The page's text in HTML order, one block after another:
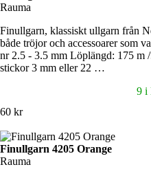
Rauma
Finullgarn, klassiskt ullgarn från
både tröjor och accessoarer som
nr 2.5 - 3.5 mm Löplängd: 175 m
stickor 3 mm eller 22 …
9 i
60 kr
Finullgarn 4205 Orange
Rauma